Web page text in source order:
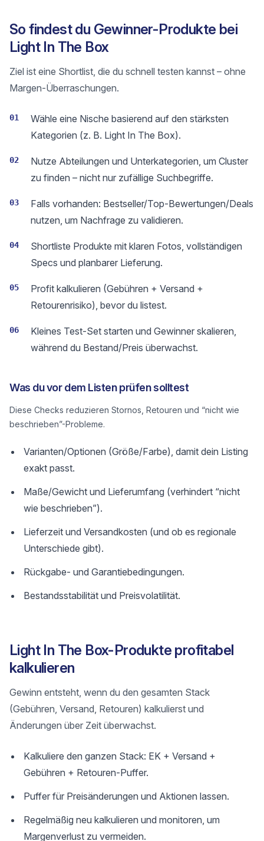
So findest du Gewinner-Produkte bei
Light In The Box
Ziel ist eine Shortlist, die du schnell testen kannst – ohne
Margen-Überraschungen.
01
Wähle eine Nische basierend auf den stärksten
Kategorien (z. B. Light In The Box).
02
Nutze Abteilungen und Unterkategorien, um Cluster
zu finden – nicht nur zufällige Suchbegriffe.
03
Falls vorhanden: Bestseller/Top-Bewertungen/Deals
nutzen, um Nachfrage zu validieren.
04
Shortliste Produkte mit klaren Fotos, vollständigen
Specs und planbarer Lieferung.
05
Profit kalkulieren (Gebühren + Versand +
Retourenrisiko), bevor du listest.
06
Kleines Test-Set starten und Gewinner skalieren,
während du Bestand/Preis überwachst.
Was du vor dem Listen prüfen solltest
Diese Checks reduzieren Stornos, Retouren und “nicht wie
beschrieben”-Probleme.
Varianten/Optionen (Größe/Farbe), damit dein Listing
exakt passt.
Maße/Gewicht und Lieferumfang (verhindert “nicht
wie beschrieben”).
Lieferzeit und Versandkosten (und ob es regionale
Unterschiede gibt).
Rückgabe- und Garantiebedingungen.
Bestandsstabilität und Preisvolatilität.
Light In The Box-Produkte profitabel
kalkulieren
Gewinn entsteht, wenn du den gesamten Stack
(Gebühren, Versand, Retouren) kalkulierst und
Änderungen über Zeit überwachst.
Kalkuliere den ganzen Stack: EK + Versand +
Gebühren + Retouren-Puffer.
Puffer für Preisänderungen und Aktionen lassen.
Regelmäßig neu kalkulieren und monitoren, um
Margenverlust zu vermeiden.